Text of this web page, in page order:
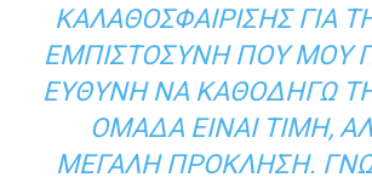
ΚΑΛΑΘΟΣΦΑΊΡΙΣΗΣ ΓΙΑ
ΕΜΠΙΣΤΟΣΎΝΗ ΠΟΥ ΜΟΥ
ΕΥΘΎΝΗ ΝΑ ΚΑΘΟΔΗΓΏ
ΟΜΆΔΑ ΕΊΝΑΙ ΤΙΜΉ,
ΜΕΓΆΛΗ ΠΡΌΚΛΗΣΗ.